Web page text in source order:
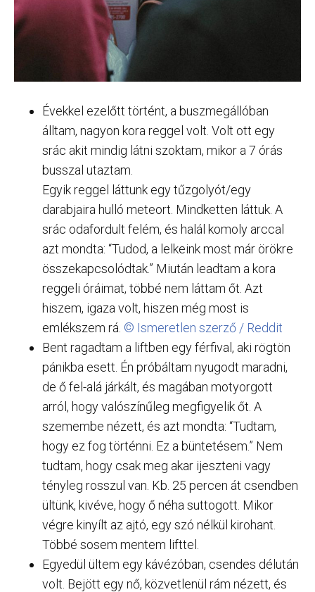
Évekkel ezelőtt történt, a buszmegállóban
álltam, nagyon kora reggel volt. Volt ott egy
srác akit mindig látni szoktam, mikor a 7 órás
busszal utaztam.
Egyik reggel láttunk egy tűzgolyót/egy
darabjaira hulló meteort. Mindketten láttuk. A
srác odafordult felém, és halál komoly arccal
azt mondta: “Tudod, a lelkeink most már örökre
összekapcsolódtak.” Miután leadtam a kora
reggeli óráimat, többé nem láttam őt. Azt
hiszem, igaza volt, hiszen még most is
emlékszem rá. © Ismeretlen szerző / Reddit
Bent ragadtam a liftben egy férfival, aki rögtön
pánikba esett. Én próbáltam nyugodt maradni,
de ő fel-alá járkált, és magában motyorgott
arról, hogy valószínűleg megfigyelik őt. A
szemembe nézett, és azt mondta: “Tudtam,
hogy ez fog történni. Ez a büntetésem.” Nem
tudtam, hogy csak meg akar ijeszteni vagy
tényleg rosszul van. Kb. 25 percen át csendben
ültünk, kivéve, hogy ő néha suttogott. Mikor
végre kinyílt az ajtó, egy szó nélkül kirohant.
Többé sosem mentem lifttel.
Egyedül ültem egy kávézóban, csendes délután
volt. Bejött egy nő, közvetlenül rám nézett, és